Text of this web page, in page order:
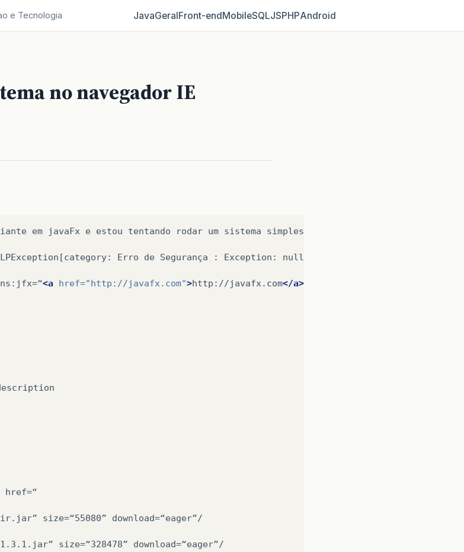
e Tecnologia JavaGeralFront‑endMobileSQLJSPHPAndroid
no navegador IE
em javaFx e estou tentando rodar um sistema simples
Erro de Segurança : Exception: null
<a href="http://javafx.com">http://javafx.com</a>
href=“
size=“55080” download=“eager”/
size=“328478” download=“eager”/